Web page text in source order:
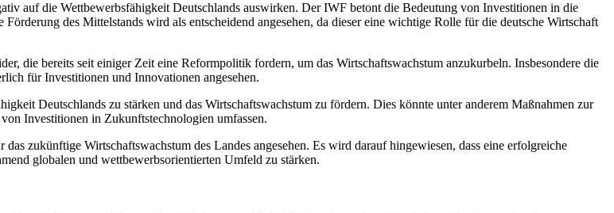
auf die Wettbewerbsfähigkeit Deutschlands auswirken. Der IWF betont die Bedeutung von Investitionen in die
des Mittelstands wird als entscheidend angesehen, da dieser eine wichtige Rolle für die deutsche Wirtschaft
die bereits seit einiger Zeit eine Reformpolitik fordern, um das Wirtschaftswachstum anzukurbeln. Insbesondere die
für Investitionen und Innovationen angesehen.
Deutschlands zu stärken und das Wirtschaftswachstum zu fördern. Dies könnte unter anderem Maßnahmen zur
Investitionen in Zukunftstechnologien umfassen.
zukünftige Wirtschaftswachstum des Landes angesehen. Es wird darauf hingewiesen, dass eine erfolgreiche
globalen und wettbewerbsorientierten Umfeld zu stärken.